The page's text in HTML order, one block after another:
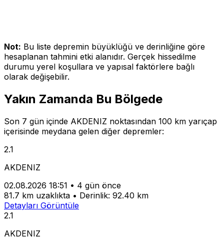
Not: Bu liste depremin büyüklüğü ve derinliğine göre
hesaplanan tahmini etki alanıdır. Gerçek hissedilme
durumu yerel koşullara ve yapısal faktörlere bağlı
olarak değişebilir.
Yakın Zamanda Bu Bölgede
Son 7 gün içinde AKDENIZ noktasından 100 km yarıçap
içerisinde meydana gelen diğer depremler:
2.1
AKDENIZ
02.08.2026 18:51 • 4 gün önce
81.7 km uzaklıkta • Derinlik: 92.40 km
Detayları Görüntüle
2.1
AKDENIZ